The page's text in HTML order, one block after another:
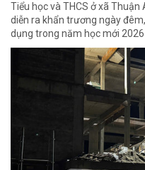
Tiểu học và THCS ở xã
diễn ra khẩn trương ngày
dụng trong năm học mới 2026